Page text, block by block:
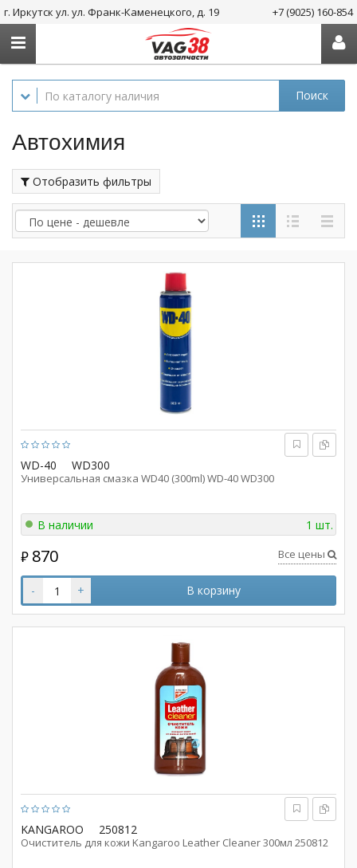
г. Иркутск ул. ул. Франк-Каменецкого, д. 19 +7 (9025) 160-854
Поиск
Автохимия
Отобразить фильтры
WD-40 WD300
Универсальная смазка WD40 (300ml) WD-40 WD300
В наличии 1 шт.
₽ 870 Все цены
- + В корзину
KANGAROO 250812
Очиститель для кожи Kangaroo Leather Cleaner 300мл 250812